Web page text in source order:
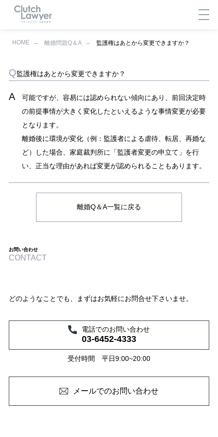
HOME 離婚問題Q＆A 監護権はあとから変更できますか？
監護権はあとから変更できますか？
可能ですが、容易には認められない傾向にあり、前回決定時
の前提事情が大きく変化したといえるような事情変更が必要
となります。
離婚後に環境が変化（例：監護者による虐待、転居、再婚な
ど）した場合、家庭裁判所に「監護者変更の申立て」を行
い、正当な理由があれば変更が認められることもあります。
離婚Q＆A一覧に戻る
お問い合わせ
CONTACT
どのようなことでも、まずはお気軽にお問合せ下さいませ。
電話でのお問い合わせ
03-6452-4333
受付時間 平日9:00~20:00
メールでのお問い合わせ